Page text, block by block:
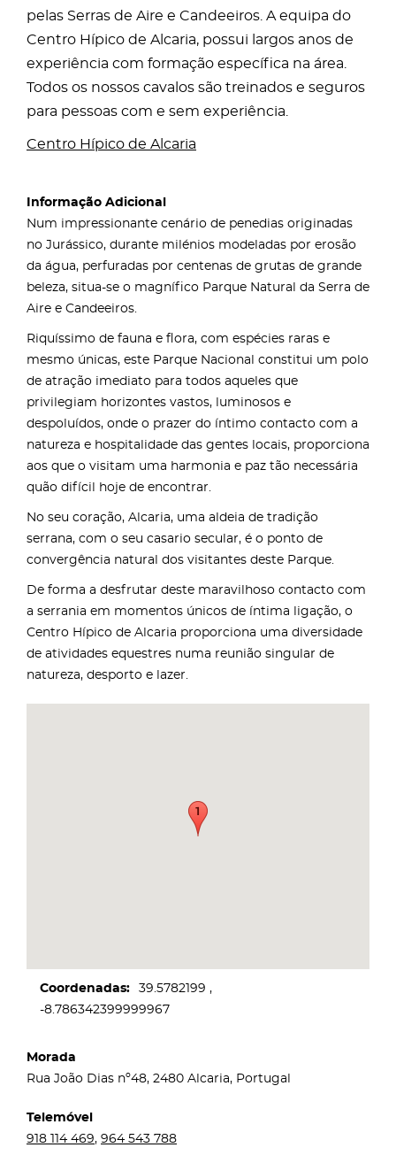
pelas Serras de Aire e Candeeiros. A equipa do
Centro Hípico de Alcaria, possui largos anos de
experiência com formação específica na área.
Todos os nossos cavalos são treinados e seguros
para pessoas com e sem experiência.
Centro Hípico de Alcaria
Informação Adicional
Num impressionante cenário de penedias originadas
no Jurássico, durante milénios modeladas por erosão
da água, perfuradas por centenas de grutas de grande
beleza, situa-se o magnífico Parque Natural da Serra de
Aire e Candeeiros.
Riquíssimo de fauna e flora, com espécies raras e
mesmo únicas, este Parque Nacional constitui um polo
de atração imediato para todos aqueles que
privilegiam horizontes vastos, luminosos e
despoluídos, onde o prazer do íntimo contacto com a
natureza e hospitalidade das gentes locais, proporciona
aos que o visitam uma harmonia e paz tão necessária
quão difícil hoje de encontrar.
No seu coração, Alcaria, uma aldeia de tradição
serrana, com o seu casario secular, é o ponto de
convergência natural dos visitantes deste Parque.
De forma a desfrutar deste maravilhoso contacto com
a serrania em momentos únicos de íntima ligação, o
Centro Hípico de Alcaria proporciona uma diversidade
de atividades equestres numa reunião singular de
natureza, desporto e lazer.
Coordenadas
39.5782199
-8.786342399999967
Morada
Rua João Dias nº48, 2480 Alcaria, Portugal
Telemóvel
918 114 469, 964 543 788